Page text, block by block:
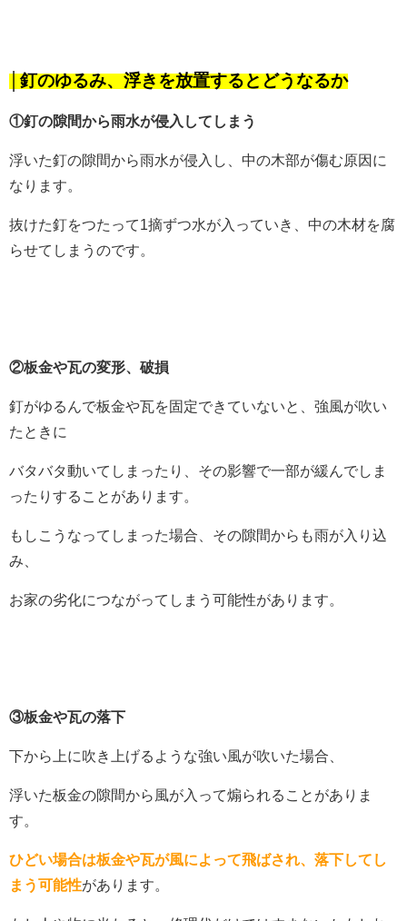
│釘のゆるみ、浮きを放置するとどうなるか
①釘の隙間から雨水が侵入してしまう
浮いた釘の隙間から雨水が侵入し、中の木部が傷む原因に
なります。
抜けた釘をつたって1摘ずつ水が入っていき、中の木材を腐
らせてしまうのです。
②板金や瓦の変形、破損
釘がゆるんで板金や瓦を固定できていないと、強風が吹い
たときに
バタバタ動いてしまったり、その影響で一部が緩んでしま
ったりすることがあります。
もしこうなってしまった場合、その隙間からも雨が入り込
み、
お家の劣化につながってしまう可能性があります。
③板金や瓦の落下
下から上に吹き上げるような強い風が吹いた場合、
浮いた板金の隙間から風が入って煽られることがありま
す。
ひどい場合は板金や瓦が風によって飛ばされ、落下してし
まう可能性があります。